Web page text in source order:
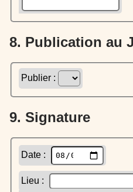
8. Publication au
Publier :
9. Signature
Date :
Lieu :